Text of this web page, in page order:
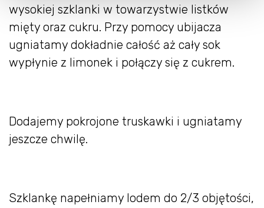
wysokiej szklanki w towarzystwie listków
mięty oraz cukru. Przy pomocy ubijacza
ugniatamy dokładnie całość aż cały sok
wypłynie z limonek i połączy się z cukrem.
Dodajemy pokrojone truskawki i ugniatamy
jeszcze chwilę.
Szklankę napełniamy lodem do 2/3 objętości,